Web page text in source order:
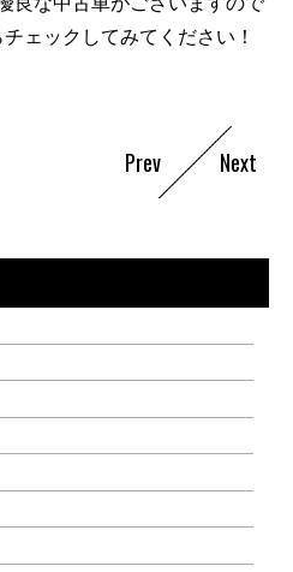
ェックしてみてください！
Prev Next